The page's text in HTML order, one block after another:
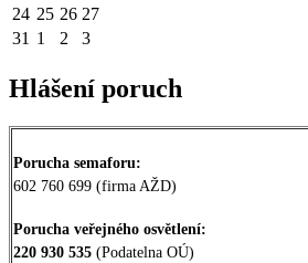
24 25 26 27
31 1 2 3
Hlášení poruch
Porucha semaforu:
602 760 699 (firma AŽD)
Porucha veřejného osvětlení:
220 930 535 (Podatelna OÚ)